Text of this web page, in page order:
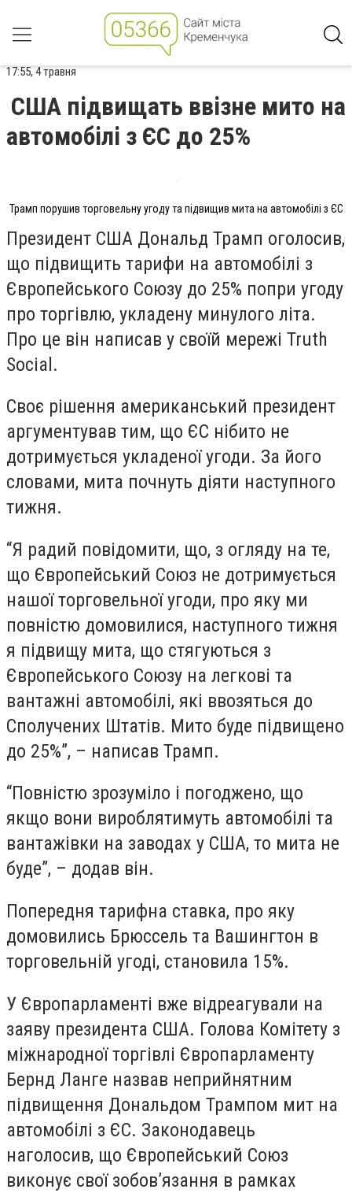
17:55, 4 травня
США підвищать ввізне мито на
автомобілі з ЄС до 25%
Трамп порушив торговельну угоду та підвищив мита на автомобілі з ЄС
Президент США Дональд Трамп оголосив,
що підвищить тарифи на автомобілі з
Європейського Союзу до 25% попри угоду
про торгівлю, укладену минулого літа.
Про це він написав у своїй мережі Truth
Social.
Своє рішення американський президент
аргументував тим, що ЄС нібито не
дотримується укладеної угоди. За його
словами, мита почнуть діяти наступного
тижня.
“Я радий повідомити, що, з огляду на те,
що Європейський Союз не дотримується
нашої торговельної угоди, про яку ми
повністю домовилися, наступного тижня
я підвищу мита, що стягуються з
Європейського Союзу на легкові та
вантажні автомобілі, які ввозяться до
Сполучених Штатів. Мито буде підвищено
до 25%”, – написав Трамп.
“Повністю зрозуміло і погоджено, що
якщо вони вироблятимуть автомобілі та
вантажівки на заводах у США, то мита не
буде”, – додав він.
Попередня тарифна ставка, про яку
домовились Брюссель та Вашингтон в
торговельній угоді, становила 15%.
У Європарламенті вже відреагували на
заяву президента США. Голова Комітету з
міжнародної торгівлі Європарламенту
Бернд Ланге назвав неприйнятним
підвищення Дональдом Трампом мит на
автомобілі з ЄС. Законодавець
наголосив, що Європейський Союз
виконує свої зобов’язання в рамках